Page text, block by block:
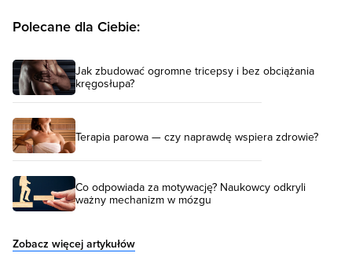
Polecane dla Ciebie:
Jak zbudować ogromne tricepsy i bez obciążania
kręgosłupa?
Terapia parowa — czy naprawdę wspiera zdrowie?
Co odpowiada za motywację? Naukowcy odkryli
ważny mechanizm w mózgu
Zobacz więcej artykułów